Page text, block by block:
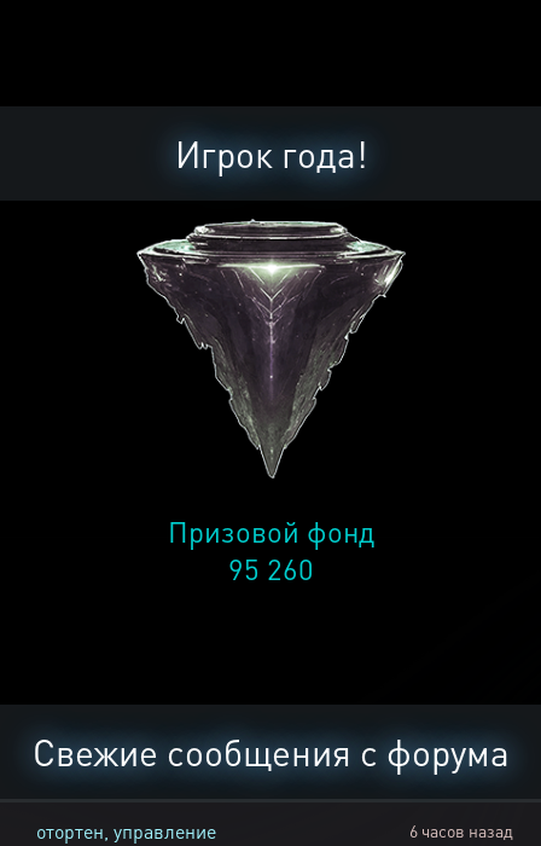
Игрок года!
Призовой фонд
95 260
Свежие сообщения с форума
отортен, управление 6 часов назад